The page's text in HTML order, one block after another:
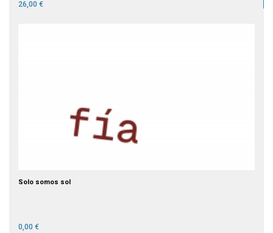
26,00 €
Solo somos sol
0,00 €